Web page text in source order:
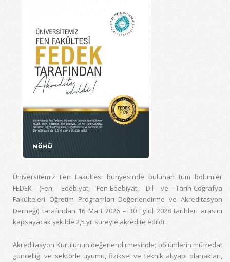
Üniversitemiz Fen Fakültesi bünyesinde bulunan tüm bölümler
FEDEK (Fen, Edebiyat, Fen-Edebiyat, Dil ve Tarih-Coğrafya
Fakülteleri Öğretim Programları Değerlendirme ve Akreditasyon
Derneği) tarafından 16 Mart 2026 – 30 Eylül 2028 tarihleri arasını
kapsayacak şekilde 2,5 yıl süreyle akredite edildi.
Akreditasyon Kurulunun değerlendirmesinde; bölümlerin müfredat
güncelliği ve sektörle uyumu, fiziksel ve teknik altyapı olanakları,